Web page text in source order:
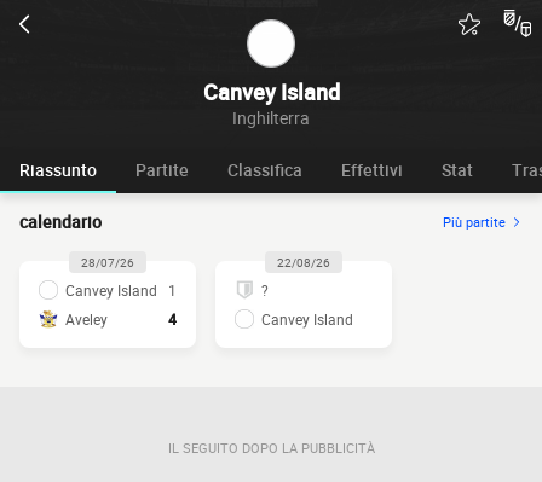
Canvey Island
Inghilterra
Riassunto Partite Classifica Effettivi Stat
calendario Più partite
28/07/26
Canvey Island
1
Aveley
4
22/08/26
?
Canvey Island
IL SEGUITO DOPO LA PUBBLICITÀ